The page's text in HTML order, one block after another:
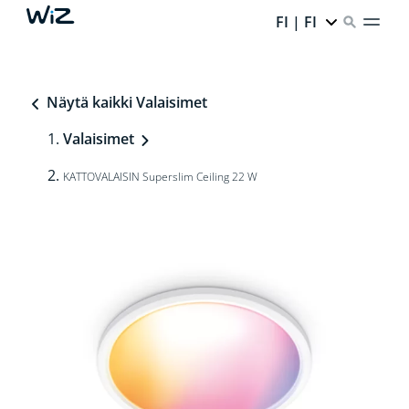
FI | FI
Näytä kaikki Valaisimet
Valaisimet
KATTOVALAISIN Superslim Ceiling 22 W